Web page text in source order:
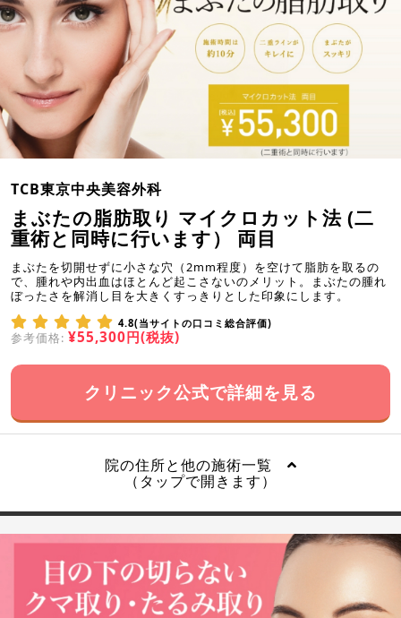
TCB東京中央美容外科
まぶたの脂肪取り マイクロカット法 (二
重術と同時に行います） 両目
まぶたを切開せずに小さな穴（2mm程度）を空けて脂肪を取るの
で、腫れや内出血はほとんど起こさないのメリット。まぶたの腫れ
ぼったさを解消し目を大きくすっきりとした印象にします。
4.8(当サイトの口コミ総合評価)
参考価格: ¥55,300円(税抜)
クリニック公式で詳細を見る
院の住所と他の施術一覧
（タップで開きます）